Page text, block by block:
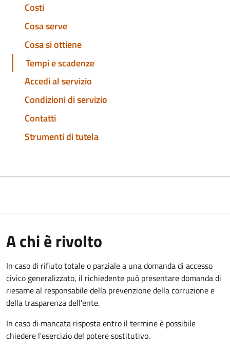
Costi
Cosa serve
Cosa si ottiene
Tempi e scadenze
Accedi al servizio
Condizioni di servizio
Contatti
Strumenti di tutela
A chi è rivolto
In caso di rifiuto totale o parziale a una domanda di accesso
civico generalizzato, il richiedente può presentare domanda di
riesame al responsabile della prevenzione della corruzione e
della trasparenza dell'ente.
In caso di mancata risposta entro il termine è possibile
chiedere l'esercizio del potere sostitutivo.